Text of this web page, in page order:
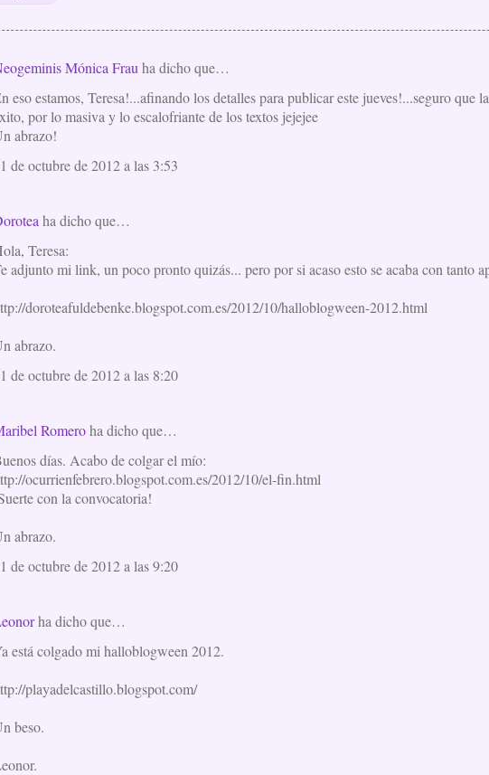
Mónica Frau ha dicho que…
eso estamos, Teresa!...afinando los detalles para publicar este jueves!...seguro que
por lo masiva y lo escalofriante de los textos jejejee
abrazo!
de octubre de 2012 a las 3:53
ha dicho que…
Teresa:
adjunto mi link, un poco pronto quizás... pero por si acaso esto se acaba con tanto
doroteafuldebenke.blogspot.com.es/2012/10/halloblogween-2012.html
abrazo.
de octubre de 2012 a las 8:20
Romeroha dicho que…
días. Acabo de colgar el mío:
ocurrienfebrero.blogspot.com.es/2012/10/el-fin.html
con la convocatoria!
abrazo.
de octubre de 2012 a las 9:20
ha dicho que…
está colgado mi halloblogween 2012.
playadelcastillo.blogspot.com/
beso.